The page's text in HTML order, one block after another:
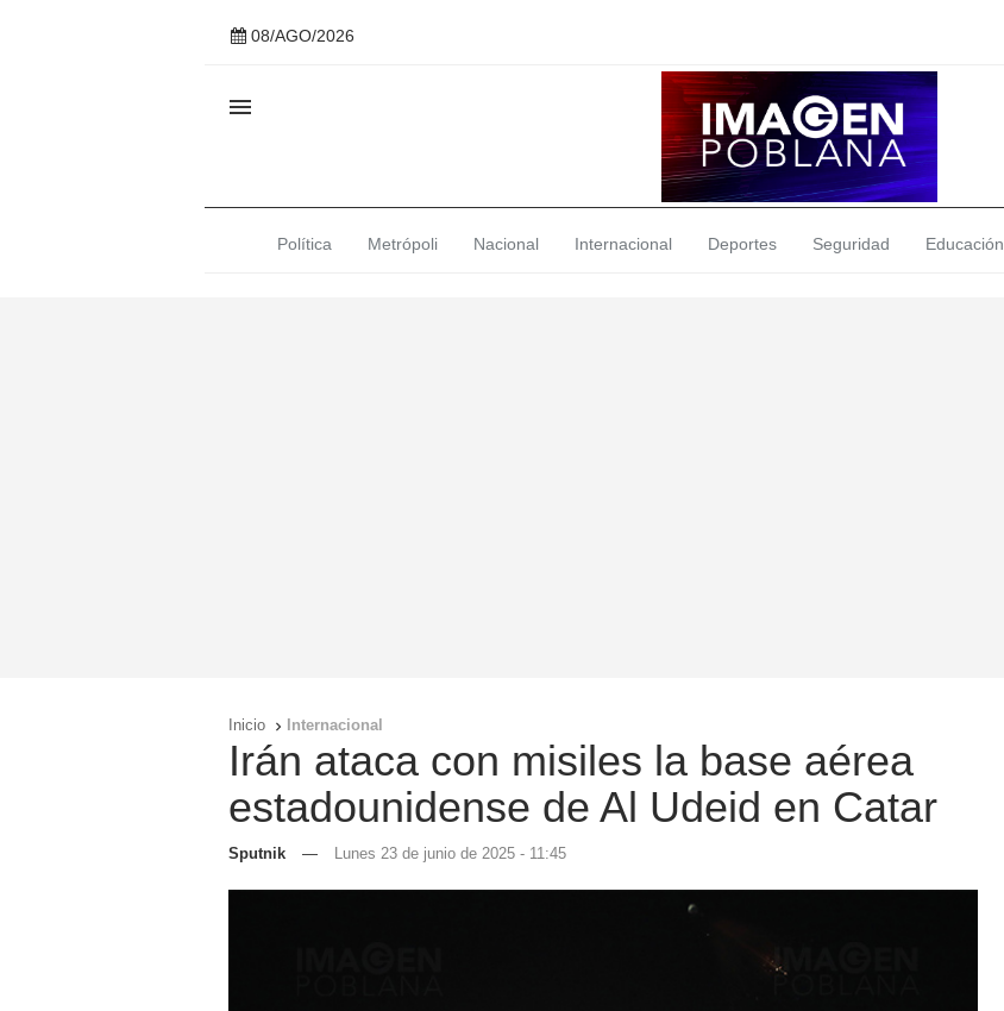
08/AGO/2026

Política Metrópoli Nacional Internacional Deportes Seguridad Educación
Inicio  Internacional
Irán ataca con misiles la base aérea
estadounidense de Al Udeid en Catar
Sputnik — Lunes 23 de junio de 2025 - 11:45